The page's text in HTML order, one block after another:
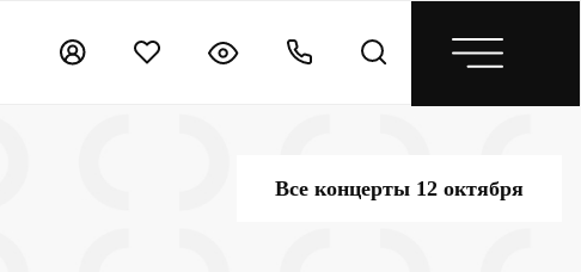
Все концерты 12 октября